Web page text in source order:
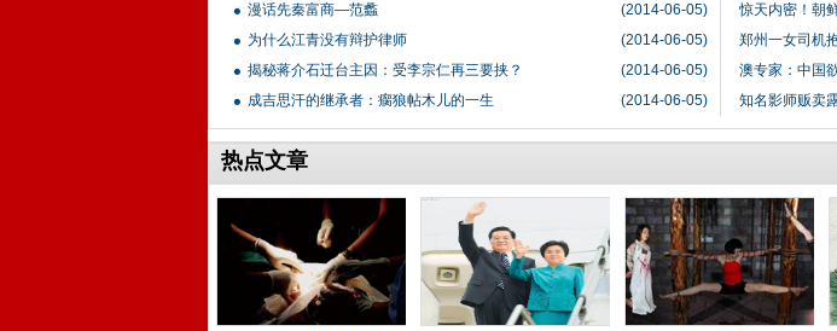
(2014-06-05)
漫话先秦富商—范蠡
(2014-06-05)
为什么江青没有辩护律师
(2014-06-05)
揭秘蒋介石迁台主因：受李宗仁再三要挟？
(2014-06-05)
成吉思汗的继承者：瘸狼帖木儿的一生
惊天内密！朝
郑州一女司机
澳专家：中国
知名影师贩卖
热点文章